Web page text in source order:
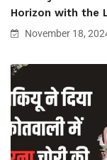
Horizon with the
November 18,